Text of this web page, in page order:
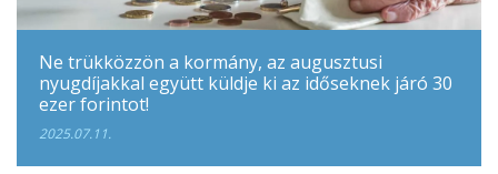
Ne trükközzön a kormány, az augusztusi
nyugdíjakkal együtt küldje ki az időseknek járó 30
ezer forintot!
2025.07.11.